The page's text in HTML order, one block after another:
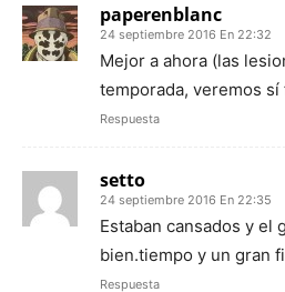
paperenblanc
24 septiembre 2016 En 22:32
Mejor a ahora (las
temporada, veremos
Respuesta
setto
24 septiembre 2016 En 22:35
Estaban cansados y el
bien.tiempo y un gran
Respuesta